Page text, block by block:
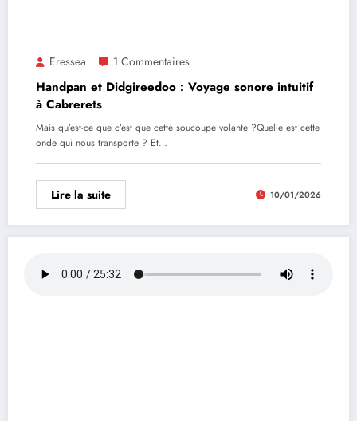
Eressea 1 Commentaires
Handpan et Didgireedoo : Voyage sonore intuitif
à Cabrerets
Mais qu’est-ce que c’est que cette soucoupe volante ?Quelle est cette
onde qui nous transporte ? Et…
Lire la suite 10/01/2026